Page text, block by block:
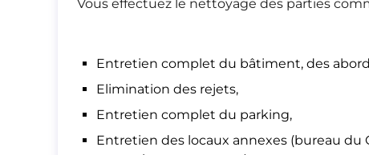
Vous effectuez le nettoyage des parties
Entretien complet du bâtiment, des
Elimination des rejets,
Entretien complet du parking,
Entretien des locaux annexes (bureau du